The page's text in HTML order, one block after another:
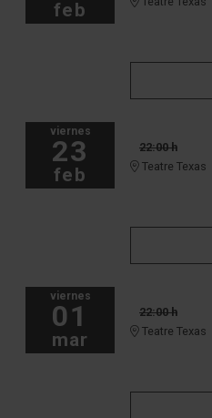
feb
viernes
23
feb
22:00 h
Teatre Texas
viernes
01
mar
22:00 h
Teatre Texas